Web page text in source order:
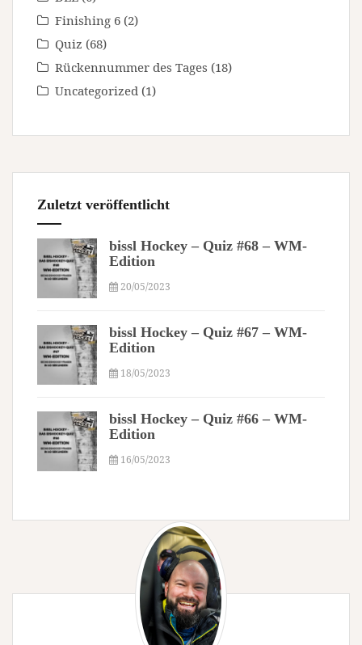
Finishing 6 (2)
Quiz (68)
Rückennummer des Tages (18)
Uncategorized (1)
Zuletzt veröffentlicht
bissl Hockey – Quiz #68 – WM-
Edition
20/05/2023
bissl Hockey – Quiz #67 – WM-
Edition
18/05/2023
bissl Hockey – Quiz #66 – WM-
Edition
16/05/2023